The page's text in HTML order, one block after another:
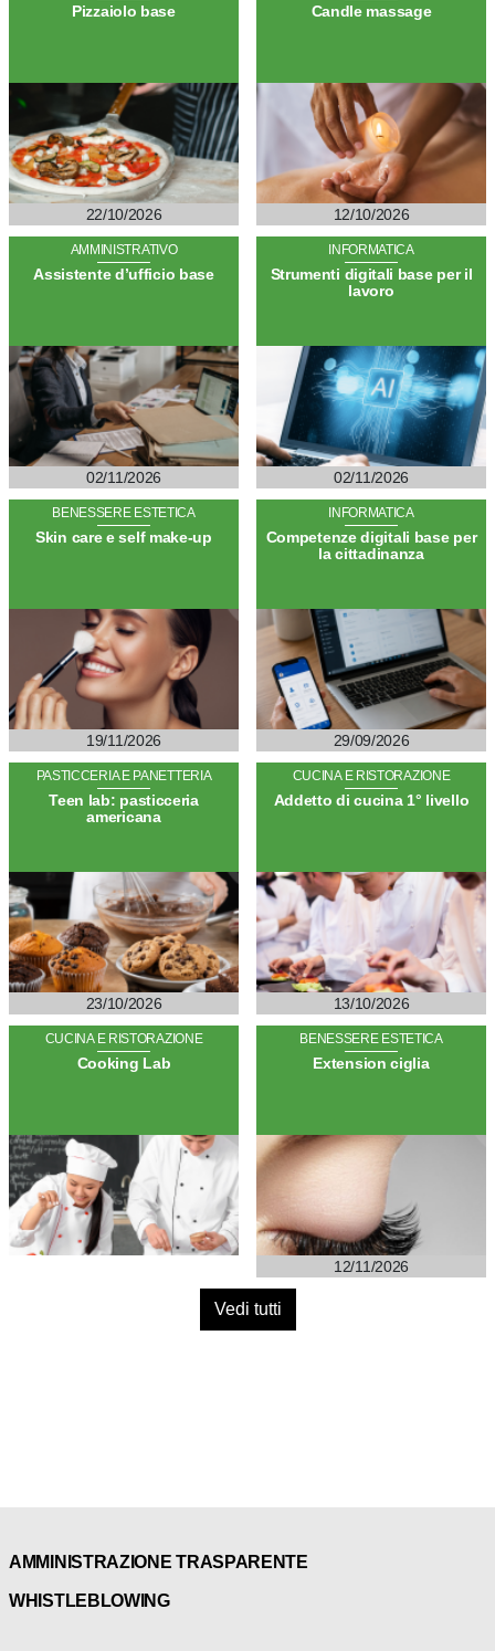
Pizzaiolo base
22/10/2026
Candle massage
12/10/2026
AMMINISTRATIVO
Assistente d’ufficio base
02/11/2026
INFORMATICA
Strumenti digitali base per il
lavoro
02/11/2026
BENESSERE ESTETICA
Skin care e self make-up
19/11/2026
INFORMATICA
Competenze digitali base per
la cittadinanza
29/09/2026
PASTICCERIA E PANETTERIA
Teen lab: pasticceria
americana
23/10/2026
CUCINA E RISTORAZIONE
Addetto di cucina 1° livello
13/10/2026
CUCINA E RISTORAZIONE
Cooking Lab
BENESSERE ESTETICA
Extension ciglia
12/11/2026
Vedi tutti
AMMINISTRAZIONE TRASPARENTE
WHISTLEBLOWING